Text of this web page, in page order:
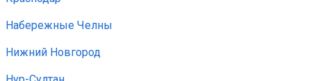
Набережные Челны
Нижний Новгород